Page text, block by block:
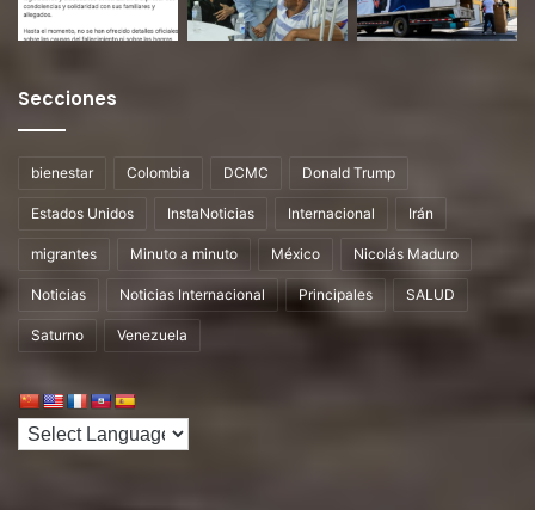
Secciones
bienestar Colombia DCMC Donald Trump
Estados Unidos InstaNoticias Internacional Irán
migrantes Minuto a minuto México Nicolás Maduro
Noticias Noticias Internacional Principales SALUD
Saturno Venezuela